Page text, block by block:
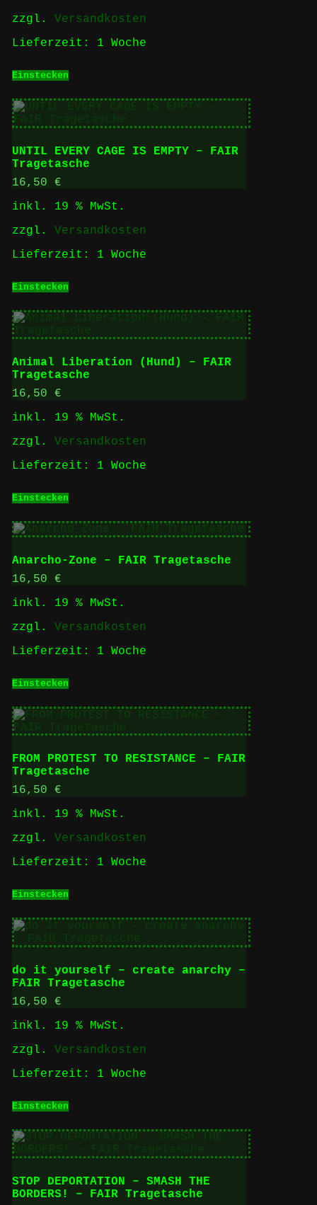
zzgl. Versandkosten
Lieferzeit: 1 Woche
Einstecken
UNTIL EVERY CAGE IS EMPTY – FAIR
Tragetasche
16,50 €
inkl. 19 % MwSt.
zzgl. Versandkosten
Lieferzeit: 1 Woche
Einstecken
Animal Liberation (Hund) – FAIR
Tragetasche
16,50 €
inkl. 19 % MwSt.
zzgl. Versandkosten
Lieferzeit: 1 Woche
Einstecken
Anarcho-Zone – FAIR Tragetasche
16,50 €
inkl. 19 % MwSt.
zzgl. Versandkosten
Lieferzeit: 1 Woche
Einstecken
FROM PROTEST TO RESISTANCE – FAIR
Tragetasche
16,50 €
inkl. 19 % MwSt.
zzgl. Versandkosten
Lieferzeit: 1 Woche
Einstecken
do it yourself – create anarchy –
FAIR Tragetasche
16,50 €
inkl. 19 % MwSt.
zzgl. Versandkosten
Lieferzeit: 1 Woche
Einstecken
STOP DEPORTATION – SMASH THE
BORDERS! – FAIR Tragetasche